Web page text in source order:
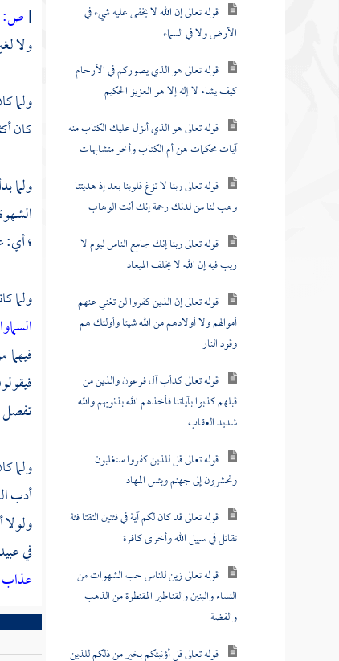
قوله تعالى إن الله لا يخفى عليه شيء في
الأرض ولا في السماء
قوله تعالى هو الذي يصوركم في الأرحام
كيف يشاء لا إله إلا هو العزيز الحكيم
قوله تعالى هو الذي أنزل عليك الكتاب منه
آيات محكمات هن أم الكتاب وأخر متشابهات
قوله تعالى ربنا لا تزغ قلوبنا بعد إذ هديتنا
وهب لنا من لدنك رحمة إنك أنت الوهاب
قوله تعالى ربنا إنك جامع الناس ليوم لا
ريب فيه إن الله لا يخلف الميعاد
قوله تعالى إن الذين كفروا لن تغني عنهم
أموالهم ولا أولادهم من الله شيئا وأولئك هم
وقود النار
قوله تعالى كدأب آل فرعون والذين من
قبلهم كذبوا بآياتنا فأخذهم الله بذنوبهم والله
شديد العقاب
قوله تعالى قل للذين كفروا ستغلبون
وتحشرون إلى جهنم وبئس المهاد
قوله تعالى قد كان لكم آية في فئتين التقتا فئة
تقاتل في سبيل الله وأخرى كافرة
قوله تعالى زين للناس حب الشهوات من
النساء والبنين والقناطير المقنطرة من الذهب
والفضة
قوله تعالى قل أؤنبئكم بخير من ذلكم للذين
[ص:
ولا
ولما
كان
ولما
؛ أي:
ولما
تفصل
ولما
أدب
في
عذاب